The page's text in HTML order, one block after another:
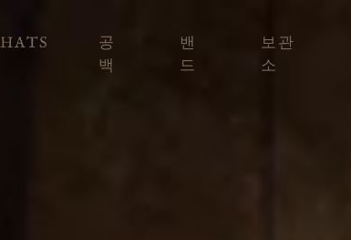
HATS
공
백
밴
드
보관
소